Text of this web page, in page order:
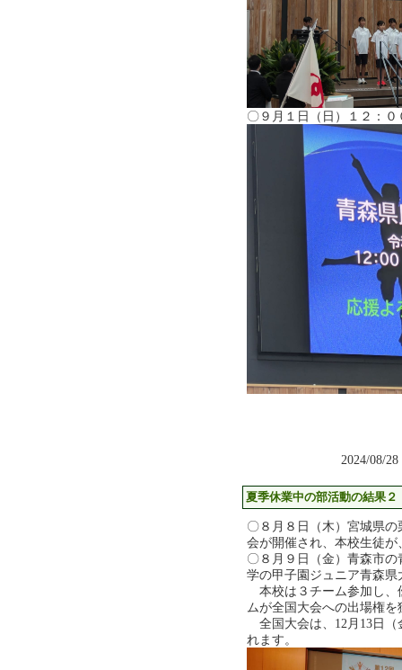
〇９月１日（日）１２：
2024/08/
夏季休業中の部活動の結果２
〇８月８日（木）宮城県
会が開催され、本校生徒
〇８月９日（金）青森市
学の甲子園ジュニア青森
本校は３チーム参加し、
ムが全国大会への出場権
全国大会は、12月13日（
れます。